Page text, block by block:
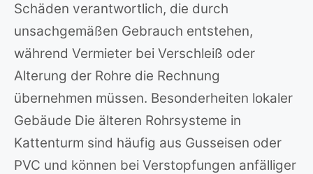
Schäden verantwortlich, die durch
unsachgemäßen Gebrauch entstehen,
während Vermieter bei Verschleiß oder
Alterung der Rohre die Rechnung
übernehmen müssen. Besonderheiten lokaler
Gebäude Die älteren Rohrsysteme in
Kattenturm sind häufig aus Gusseisen oder
PVC und können bei Verstopfungen anfälliger